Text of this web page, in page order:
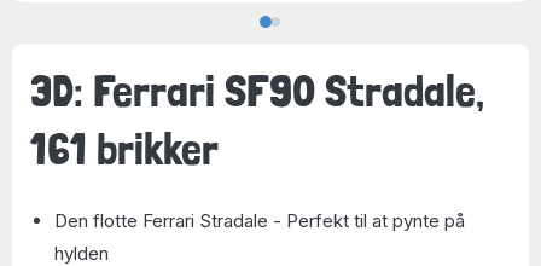
3D: Ferrari SF90 Stradale,
161 brikker
Den flotte Ferrari Stradale - Perfekt til at pynte på
hylden